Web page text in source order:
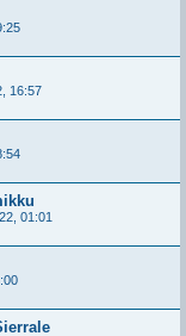
16:57
01:01